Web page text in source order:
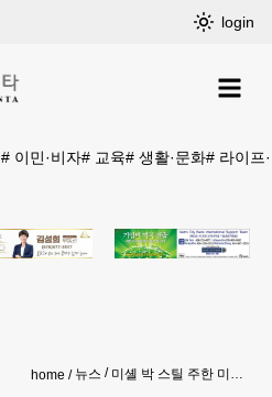
login
# 이민·비자# 교육# 생활·문화# 라이프
home 뉴스 미셸 박 스틸 주한 미국대사 후보자 “한미동맹 강화로 헌신 지속”